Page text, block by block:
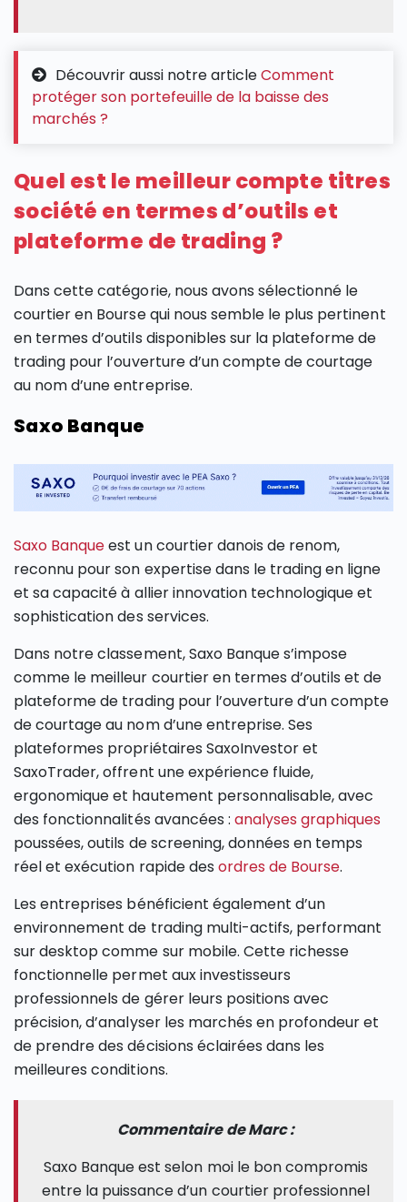
Découvrir aussi notre articleComment
protéger son portefeuille de la baisse des
marchés ?
Quel est le meilleur compte titres
société en termes d’outils et
plateforme de trading ?
Dans cette catégorie, nous avons sélectionné le
courtier en Bourse qui nous semble le plus pertinent
en termes d’outils disponibles sur la plateforme de
trading pour l’ouverture d’un compte de courtage
au nom d’une entreprise.
Saxo Banque
Saxo Banqueest un courtier danois de renom,
reconnu pour son expertise dans le trading en ligne
et sa capacité à allier innovation technologique et
sophistication des services.
Dans notre classement, Saxo Banque s’impose
comme le meilleur courtier en termes d’outils et de
plateforme de trading pour l’ouverture d’un compte
de courtage au nom d’une entreprise. Ses
plateformes propriétaires SaxoInvestor et
SaxoTrader, offrent une expérience fluide,
ergonomique et hautement personnalisable, avec
des fonctionnalités avancées : analyses graphiques
poussées, outils de screening, données en temps
réel et exécution rapide des ordres de Bourse.
Les entreprises bénéficient également d’un
environnement de trading multi-actifs, performant
sur desktop comme sur mobile. Cette richesse
fonctionnelle permet aux investisseurs
professionnels de gérer leurs positions avec
précision, d’analyser les marchés en profondeur et
de prendre des décisions éclairées dans les
meilleures conditions.
Commentaire de Marc :
Saxo Banque est selon moi le bon compromis
entre la puissance d’un courtier professionnel